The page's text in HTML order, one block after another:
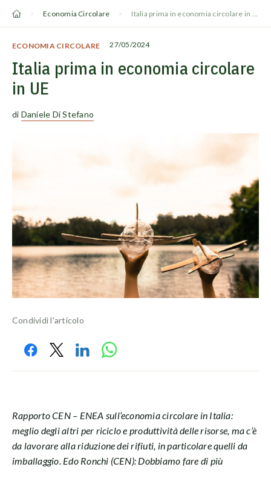
Economia Circolare Italia prima in economia circolare in UE
ECONOMIA CIRCOLARE 27/05/2024
Italia prima in economia circolare
in UE
di Daniele Di Stefano
Condividi l'articolo
Rapporto CEN – ENEA sull’economia circolare in Italia:
meglio degli altri per riciclo e produttività delle risorse, ma c’è
da lavorare alla riduzione dei rifiuti, in particolare quelli da
imballaggio. Edo Ronchi (CEN): Dobbiamo fare di più